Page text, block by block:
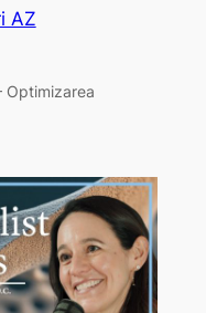
AZ
Optimizarea